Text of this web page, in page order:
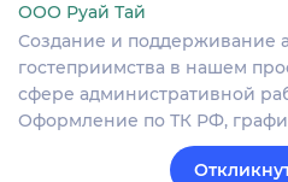
ООО Руай Тай
Создание и поддерживание
гостеприимства в нашем
сфере административной
Оформление по ТК РФ, график